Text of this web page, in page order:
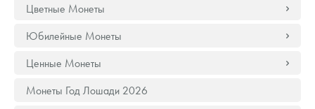
Цветные Монеты
Юбилейные Монеты
Ценные Монеты
Монеты Год Лошади 2026